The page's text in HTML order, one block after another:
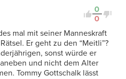
0
0
mal mit seiner Manneskraft
Er geht zu den “Meitli”?
sonst würde er
und nicht dem Alter
Tommy Gottschalk lässt